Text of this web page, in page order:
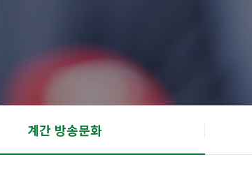
계간 방송문화